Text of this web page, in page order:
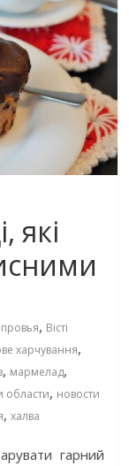
які
, Вісті
харчування,
, мармелад,
области, новости
,халва
гарний